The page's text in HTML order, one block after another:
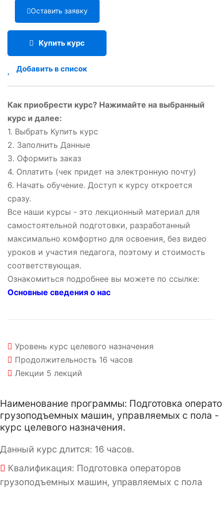
Оставить заявку
Купить курс
Добавить в список
Как приобрести курс? Нажимайте на выбранный
курс и далее:
1. Выбрать Купить курс
2. Заполнить Данные
3. Оформить заказ
4. Оплатить (чек придет на электронную почту)
6. Начать обучение. Доступ к курсу откроется
сразу.
Все наши курсы - это лекционный материал для
самостоятельной подготовки, разработанный
максимально комфортно для освоения, без видео
уроков и участия педагога, поэтому и стоимость
соответствующая.
Ознакомиться подробнее вы можете по ссылке:
Основные сведения о нас
Уровень курс целевого назначения
Продолжительность 16 часов
Лекции 5 лекций
Наименование программы: Подготовка
грузоподъемных машин, управляемых с пола -
курс целевого назначения.
Данный курс длится: 16 часов.
Квалификация: Подготовка операторов
грузоподъемных машин, управляемых с пола